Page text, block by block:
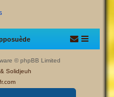
© phpBB Limited
& Solidjeuh